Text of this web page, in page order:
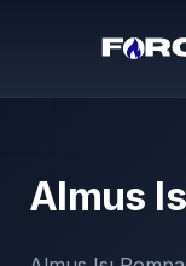
Almus